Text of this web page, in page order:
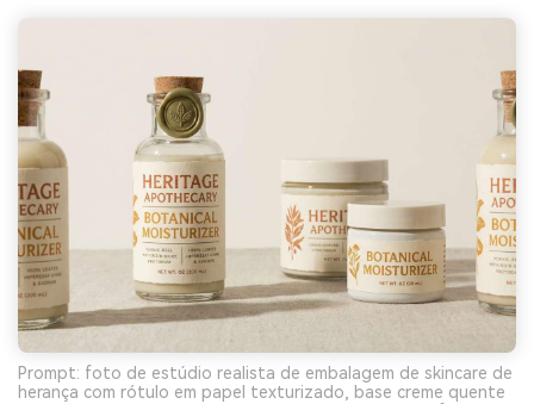
Prompt: foto de estúdio realista de embalagem de skincare de
herança com rótulo em papel texturizado, base creme quente